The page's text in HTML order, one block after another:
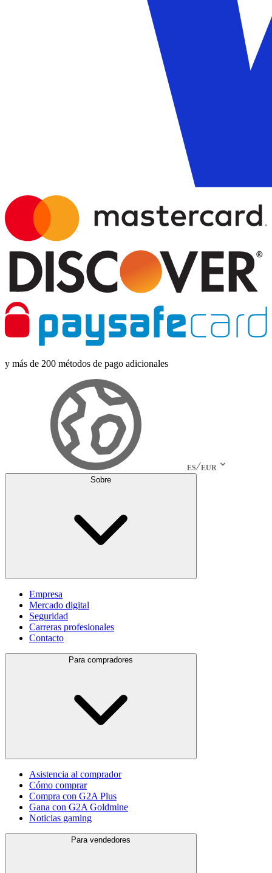
y más de 200 métodos de pago adicionales
ES EUR
Sobre
Empresa
Mercado digital
Seguridad
Carreras profesionales
Contacto
Para compradores
Asistencia al comprador
Cómo comprar
Compra con G2A Plus
Gana con G2A Goldmine
Noticias gaming
Para vendedores